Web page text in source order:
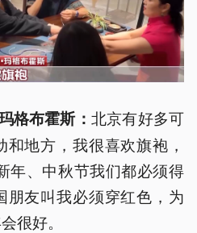
格布霍斯： 北京有好多可
地方，我很喜欢旗袍，
年、中秋节我们都必须得
朋友叫我必须穿红色，为
很好。